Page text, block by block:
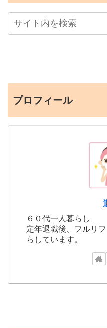
プロフィール
６０代一人暮らし
定年退職後、フルリ
らしています。